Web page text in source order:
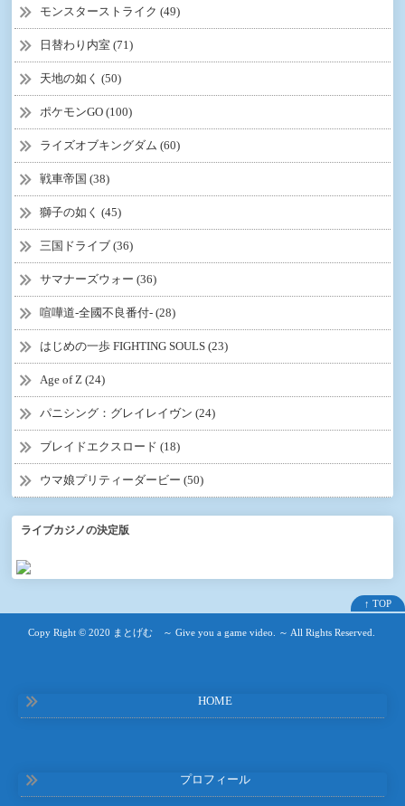
モンスターストライク (49)
日替わり内室 (71)
天地の如く (50)
ポケモンGO (100)
ライズオブキングダム (60)
戦車帝国 (38)
獅子の如く (45)
三国ドライブ (36)
サマナーズウォー (36)
喧嘩道-全國不良番付- (28)
はじめの一歩 FIGHTING SOULS (23)
Age of Z (24)
パニシング：グレイレイヴン (24)
ブレイドエクスロード (18)
ウマ娘プリティーダービー (50)
ライブカジノの決定版
↑ TOP
Copy Right © 2020 まとげむ ～ Give you a game video. ～ All Rights Reserved.
HOME
プロフィール